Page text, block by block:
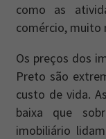
como as
comércio, muito
Os preços dos
Preto são
custo de vida.
baixa que
imobiliário